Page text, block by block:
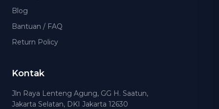
Blog
Bantuan / FAQ
Return Policy
Kontak
Jln Raya Lenteng Agung, GG H. Saatun,
Jakarta Selatan, DKI Jakarta 12630